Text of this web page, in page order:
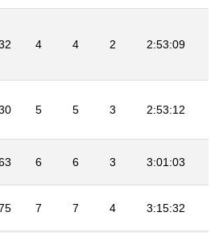
4 4 2 2:53:09
5 5 3 2:53:12
6 6 3 3:01:03
7 7 4 3:15:32